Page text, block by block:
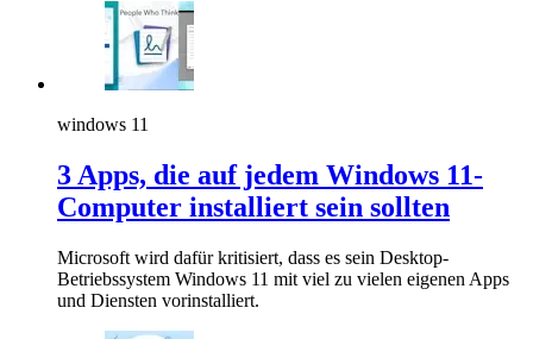
windows 11
3 Apps, die auf jedem Windows 11-
Computer installiert sein sollten
Microsoft wird dafür kritisiert, dass es sein Desktop-
Betriebssystem Windows 11 mit viel zu vielen eigenen Apps
und Diensten vorinstalliert.